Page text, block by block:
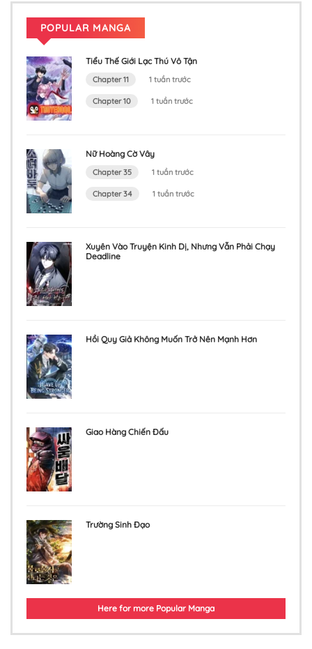
POPULAR MANGA
Tiểu Thế Giới Lạc Thú Vô Tận
Chapter 11 1 tuần trước
Chapter 10 1 tuần trước
Nữ Hoàng Cờ Vây
Chapter 35 1 tuần trước
Chapter 34 1 tuần trước
Xuyên Vào Truyện Kinh Dị, Nhưng Vẫn Phải Chạy
Deadline
Hồi Quy Giả Không Muốn Trở Nên Mạnh Hơn
Giao Hàng Chiến Đấu
Trường Sinh Đạo
Here for more Popular Manga